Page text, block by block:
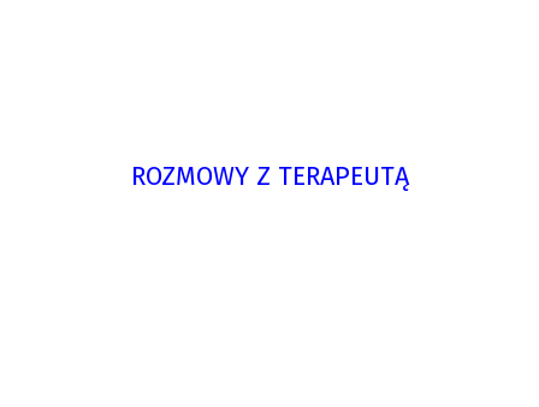
ROZMOWY Z TERAPEUTĄ